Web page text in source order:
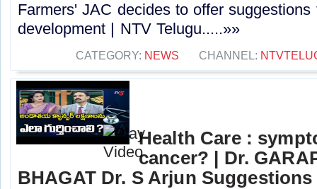
Farmers' JAC decides to offer suggestions
development | NTV Telugu.....»»
CATEGORY: NEWS CHANNEL:
Health Care :
cancer? | Dr.
BHAGAT Dr. S Arjun Suggestions